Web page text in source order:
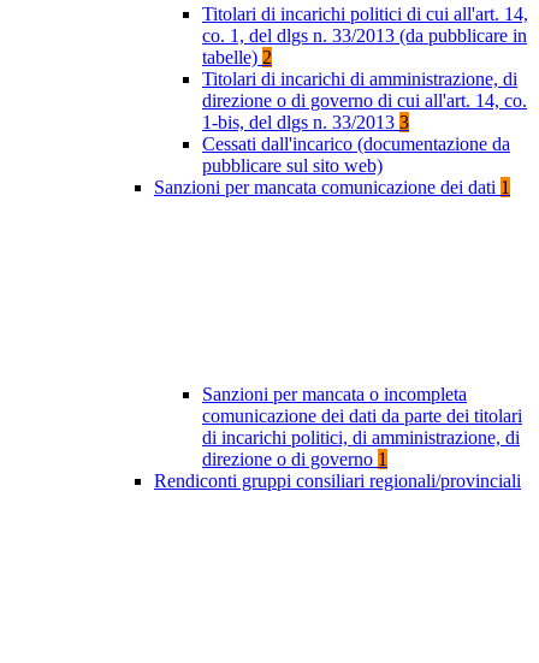
Titolari di incarichi politici di cui all'art. 14,
co. 1, del dlgs n. 33/2013 (da pubblicare in
tabelle) 2
Titolari di incarichi di amministrazione, di
direzione o di governo di cui all'art. 14, co.
1-bis, del dlgs n. 33/2013 3
Cessati dall'incarico (documentazione da
pubblicare sul sito web)
Sanzioni per mancata comunicazione dei dati 1
Sanzioni per mancata o incompleta
comunicazione dei dati da parte dei titolari
di incarichi politici, di amministrazione, di
direzione o di governo 1
Rendiconti gruppi consiliari regionali/provinciali